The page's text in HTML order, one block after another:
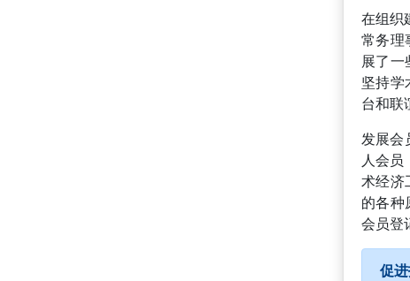
在组织
常务理
展了一
坚持学
台和联
发展会
人会员
术经济
的各种
会员登
促